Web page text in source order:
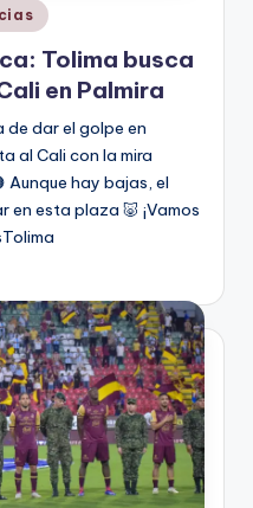
Tolima busca
en Palmira
de dar el golpe en
al Cali con la mira
Aunque hay bajas, el
esta plaza 🐷 ¡Vamos